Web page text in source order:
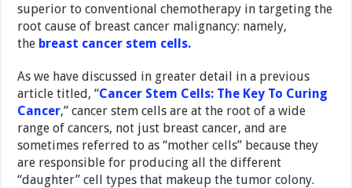
superior to conventional chemotherapy in targeting the
root cause of breast cancer malignancy: namely,
the breast cancer stem cells.
As we have discussed in greater detail in a previous
article titled, “Cancer Stem Cells: The Key To Curing
Cancer,” cancer stem cells are at the root of a wide
range of cancers, not just breast cancer, and are
sometimes referred to as “mother cells” because they
are responsible for producing all the different
“daughter” cell types that makeup the tumor colony.